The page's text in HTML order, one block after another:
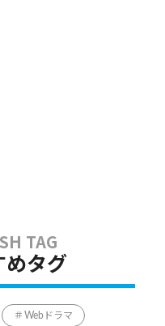
めタグ
Webドラマ